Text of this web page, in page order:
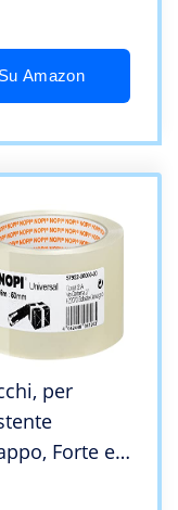
Amazon
per
Forte e
66 m x 50